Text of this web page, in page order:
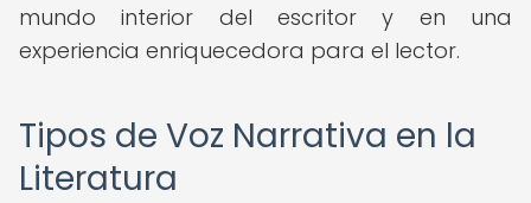
mundo interior del escritor y en una
experiencia enriquecedora para el lector.
Tipos de Voz Narrativa en la
Literatura